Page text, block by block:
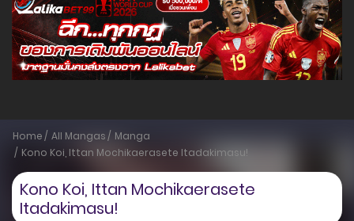
Home All Mangas
Manga
Kono Koi, Ittan Mochikaerasete Itadakimasu!
Kono Koi, Ittan Mochikaerasete
Itadakimasu!